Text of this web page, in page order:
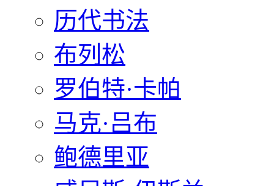
历代书法
布列松
罗伯特·卡帕
马克·吕布
鲍德里亚